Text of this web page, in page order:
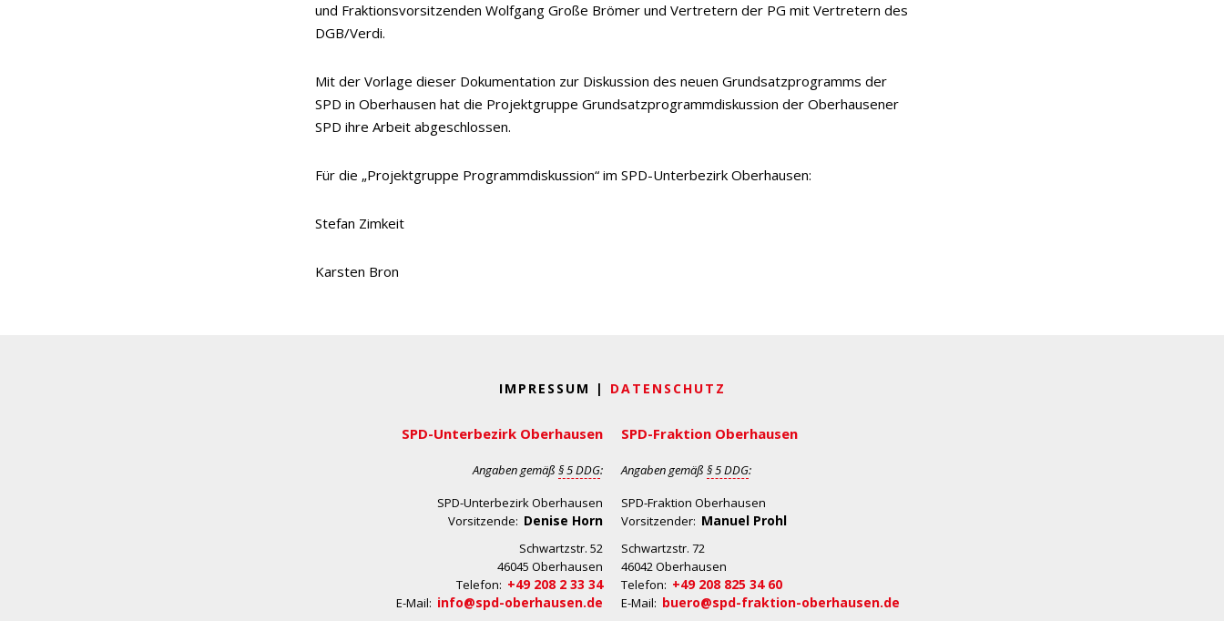
und Fraktionsvorsitzenden Wolfgang Große Brömer und Vertretern der PG mit Vertretern des
DGB/Verdi.
Mit der Vorlage dieser Dokumentation zur Diskussion des neuen Grundsatzprogramms der
SPD in Oberhausen hat die Projektgruppe Grundsatzprogrammdiskussion der Oberhausener
SPD ihre Arbeit abgeschlossen.
Für die „Projektgruppe Programmdiskussion“ im SPD-Unterbezirk Oberhausen:
Stefan Zimkeit
Karsten Bron
IMPRESSUM | DATENSCHUTZ
SPD-Unterbezirk Oberhausen
Angaben gemäß § 5 DDG:
SPD-Unterbezirk Oberhausen
Vorsitzende: Denise Horn
Schwartzstr. 52
46045 Oberhausen
Telefon: +49 208 2 33 34
E-Mail: info@spd-oberhausen.de
SPD-Fraktion Oberhausen
Angaben gemäß § 5 DDG:
SPD-Fraktion Oberhausen
Vorsitzender: Manuel Prohl
Schwartzstr. 72
46042 Oberhausen
Telefon: +49 208 825 34 60
E-Mail: buero@spd-fraktion-oberhausen.de